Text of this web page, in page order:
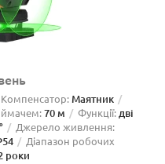
Компенсатор:Маятник
70 м Функції:дві
Джерело живлення:
Діапазон робочих
роки